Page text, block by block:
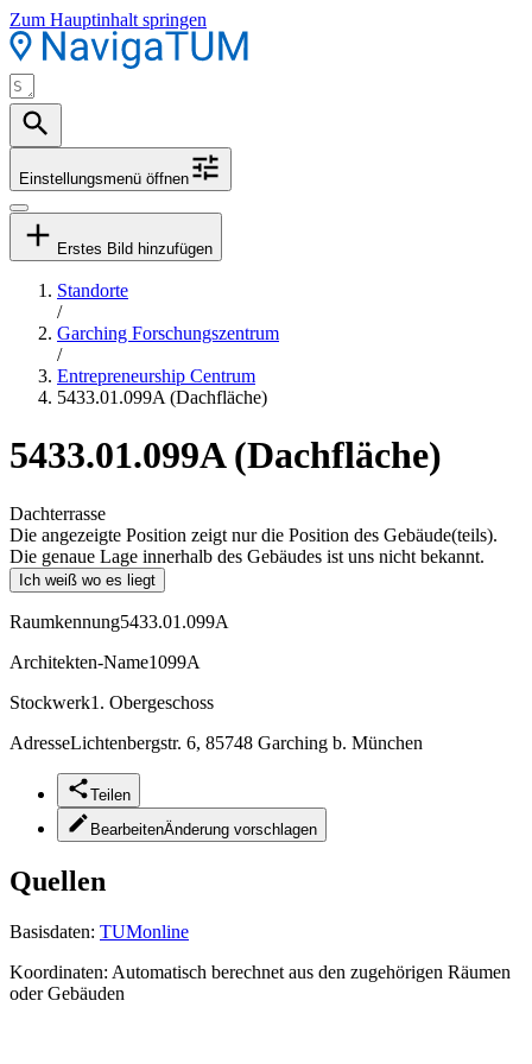
Zum Hauptinhalt springen
Einstellungsmenü öffnen
Erstes Bild hinzufügen
Standorte
/
Garching Forschungszentrum
/
Entrepreneurship Centrum
5433.01.099A (Dachfläche)
5433.01.099A (Dachfläche)
Dachterrasse
Die angezeigte Position zeigt nur die Position des Gebäude(teils).
Die genaue Lage innerhalb des Gebäudes ist uns nicht bekannt.
Ich weiß wo es liegt
Raumkennung5433.01.099A
Architekten-Name1099A
Stockwerk1. Obergeschoss
AdresseLichtenbergstr. 6, 85748 Garching b. München
Teilen
BearbeitenÄnderung vorschlagen
Quellen
Basisdaten: TUMonline
Koordinaten: Automatisch berechnet aus den zugehörigen Räumen
oder Gebäuden